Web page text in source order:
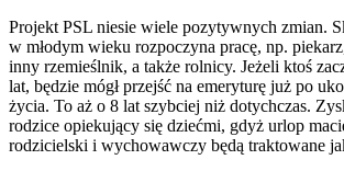
Projekt PSL niesie wiele pozytywnych zmian.
w młodym wieku rozpoczyna pracę, np.
inny rzemieślnik, a także rolnicy. Jeżeli ktoś
lat, będzie mógł przejść na emeryturę już po
życia. To aż o 8 lat szybciej niż dotychczas.
rodzice opiekujący się dziećmi, gdyż urlop
rodzicielski i wychowawczy będą traktowane